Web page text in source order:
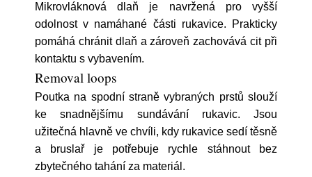
Mikrovláknová dlaň je navržená pro vyšší
odolnost v namáhané části rukavice. Prakticky
pomáhá chránit dlaň a zároveň zachovává cit při
kontaktu s vybavením.
Removal loops
Poutka na spodní straně vybraných prstů slouží
ke snadnějšímu sundávání rukavic. Jsou
užitečná hlavně ve chvíli, kdy rukavice sedí těsně
a bruslař je potřebuje rychle stáhnout bez
zbytečného tahání za materiál.